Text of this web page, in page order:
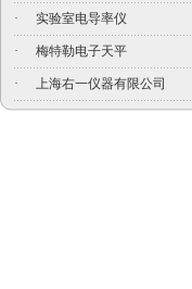
· 实验室电导率仪
· 梅特勒电子天平
· 上海右一仪器有限公司